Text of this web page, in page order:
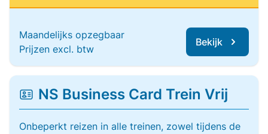
Maandelijks opzegbaar
Prijzen excl. btw
Bekijk
NS Business Card Trein Vrij
Onbeperkt reizen in alle treinen, zowel tijdens de